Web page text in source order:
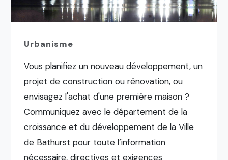
Urbanisme
Vous planifiez un nouveau développement, un
projet de construction ou rénovation, ou
envisagez l'achat d'une première maison ?
Communiquez avec le département de la
croissance et du développement de la Ville
de Bathurst pour toute l’information
nécessaire, directives et exigences